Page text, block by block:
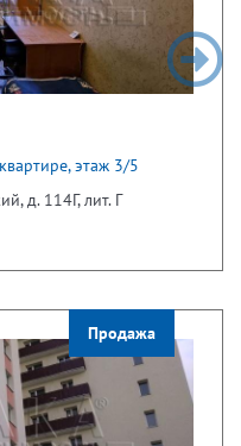
этаж 3/5
д. 114Г, лит. Г
Продажа